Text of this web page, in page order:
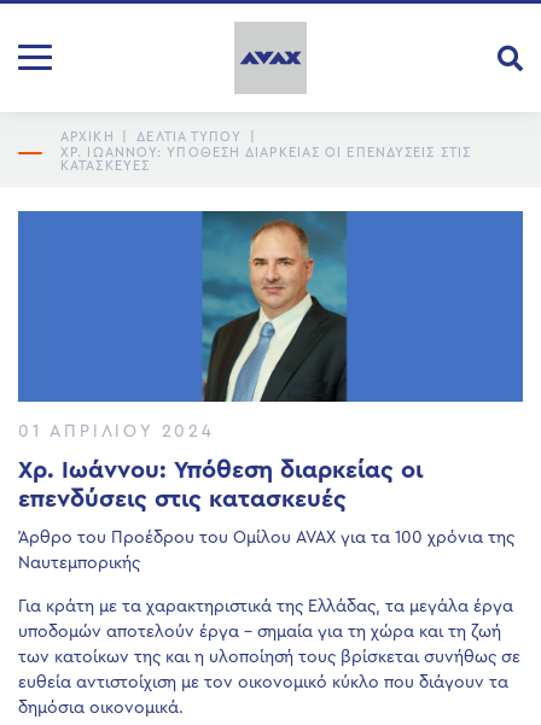
ΑΡΧΙΚΗ ΔΕΛΤΙΑ ΤΥΠΟΥ
ΧΡ. ΙΩΆΝΝΟΥ: ΥΠΌΘΕΣΗ ΔΙΑΡΚΕΊΑΣ ΟΙ ΕΠΕΝΔΎΣΕΙΣ ΣΤΙΣ
ΚΑΤΑΣΚΕΥΈΣ
01 ΑΠΡΙΛΊΟΥ 2024
Χρ. Ιωάννου: Υπόθεση διαρκείας οι
επενδύσεις στις κατασκευές
Άρθρο του Προέδρου του Ομίλου AVAX για τα 100 χρόνια της
Ναυτεμπορικής
Για κράτη με τα χαρακτηριστικά της Ελλάδας, τα μεγάλα έργα
υποδομών αποτελούν έργα – σημαία για τη χώρα και τη ζωή
των κατοίκων της και η υλοποίησή τους βρίσκεται συνήθως σε
ευθεία αντιστοίχιση με τον οικονομικό κύκλο που διάγουν τα
δημόσια οικονομικά.